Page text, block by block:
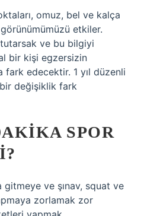
omuz, bel ve kalça
etkiler.
ve bu bilgiyi
bir kişi egzersizin
edecektir. 1 yıl düzenli
değişiklik fark
SPOR
ve şınav, squat ve
zorlamak zor